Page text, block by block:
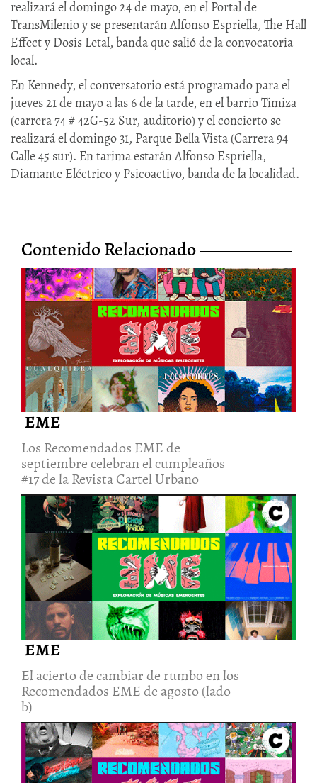
realizará el domingo 24 de mayo, en el Portal de
TransMilenio y se presentarán Alfonso Espriella, The Hall
Effect y Dosis Letal, banda que salió de la convocatoria
local.
En Kennedy, el conversatorio está programado para el
jueves 21 de mayo a las 6 de la tarde, en el barrio Timiza
(carrera 74 # 42G-52 Sur, auditorio) y el concierto se
realizará el domingo 31, Parque Bella Vista (Carrera 94
Calle 45 sur). En tarima estarán Alfonso Espriella,
Diamante Eléctrico y Psicoactivo, banda de la localidad.
Contenido Relacionado
Los Recomendados EME de
septiembre celebran el
cumpleaños #17 de la Revista
Cartel Urbano
20/Oct/2022
EME
Los Recomendados EME de
septiembre celebran el cumpleaños
#17 de la Revista Cartel Urbano
El acierto de cambiar de rumbo
en los Recomendados EME de
agosto (lado b)
6/Sep/2022
EME
El acierto de cambiar de rumbo en los
Recomendados EME de agosto (lado
b)